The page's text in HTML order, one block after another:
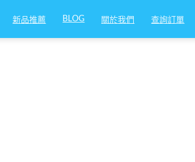
新品推薦 BLOG 關於我們 查詢訂單